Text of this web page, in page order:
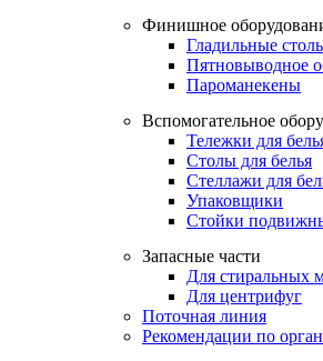
Финишное
Гладильные
Пятновыводное
Пароманекены
Вспомогательное
Тележки для
Столы для белья
Стеллажи для
Упаковщики
Стойки
Запасные части
Для стиральных
Для центрифуг
Поточная линия
Рекомендации по